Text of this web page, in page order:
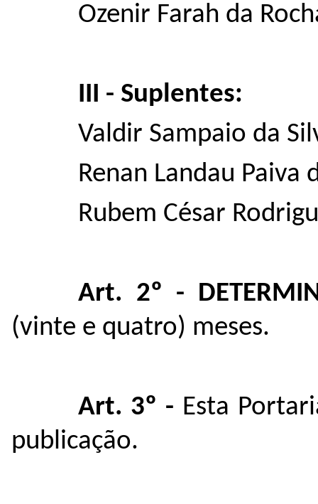
Ozenir Farah da
III - Suplentes:
Valdir Sampaio da
Renan Landau Paiva
Rubem César
Art. 2º -
(vinte e quatro) meses.
Art. 3º - Esta
publicação.